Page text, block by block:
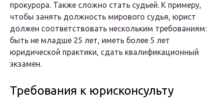
прокурора. Также сложно стать судьей. К примеру,
чтобы занять должность мирового судья, юрист
должен соответствовать нескольким требованиям:
быть не младше 25 лет, иметь более 5 лет
юридической практики, сдать квалификационный
экзамен.
Требования к юрисконсульту